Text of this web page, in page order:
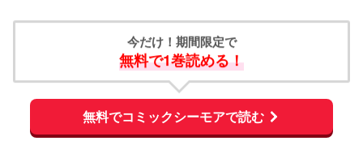
今だけ！期間限定で
無料で1巻読める！
無料でコミックシーモアで読む